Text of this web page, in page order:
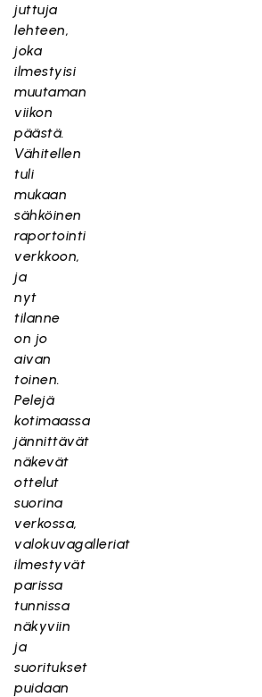
juttuja
lehteen,
joka
ilmestyisi
muutaman
viikon
päästä.
Vähitellen
tuli
mukaan
sähköinen
raportointi
verkkoon,
ja
nyt
tilanne
on jo
aivan
toinen.
Pelejä
kotimaassa
jännittävät
näkevät
ottelut
suorina
verkossa,
valokuvagalleriat
ilmestyvät
parissa
tunnissa
näkyviin
ja
suoritukset
puidaan